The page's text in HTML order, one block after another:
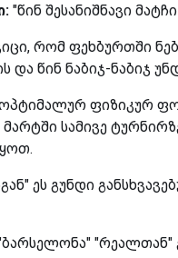
"წინ შესანიშნავი
რომ ფეხბურთში
და წინ ნაბიჯ-ნაბიჯ
ფიზიკურ
სამივე
ეს გუნდი